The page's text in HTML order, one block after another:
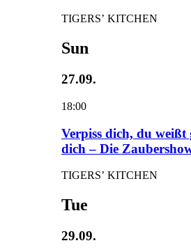
TIGERS’ KITCHEN
Sun
27.09.
18:00
Verpiss dich, du weißt
dich – Die
TIGERS’ KITCHEN
Tue
29.09.